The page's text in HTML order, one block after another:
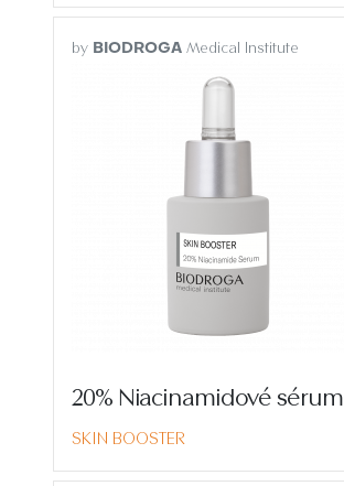
by BIODROGA Medical Institute
20% Niacinamidové sérum
SKIN BOOSTER